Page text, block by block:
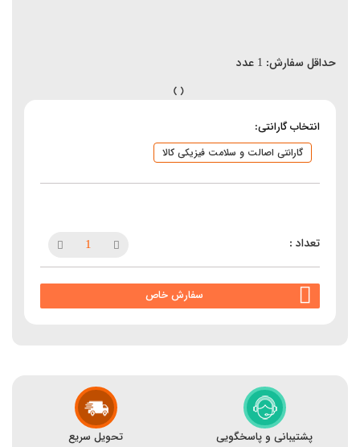
حداقل سفارش: 1 عدد
انتخاب گارانتی:
گارانتی اصالت و سلامت فیزیکی کالا
سفارش خاص
پشتیبانی و پاسخگویی تحویل سریع